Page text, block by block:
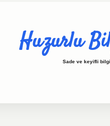
Huzurlu
Sade ve keyifli